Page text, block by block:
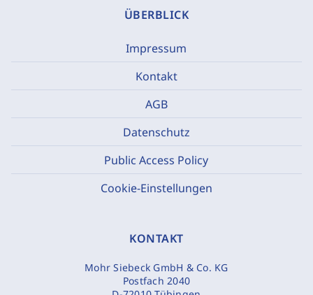
ÜBERBLICK
Impressum
Kontakt
AGB
Datenschutz
Public Access Policy
Cookie-Einstellungen
KONTAKT
Mohr Siebeck GmbH & Co. KG
Postfach 2040